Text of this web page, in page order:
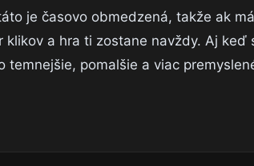
je časovo obmedzená, takže ak
a hra ti zostane navždy. Aj keď
pomalšie a viac